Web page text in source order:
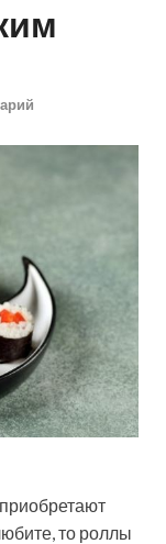
то роллы